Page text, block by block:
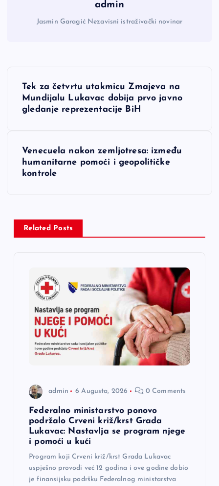
admin
Jasmin Garagić Nezavisni istraživački novinar
N
c
Tek za četvrtu utakmicu Zmajeva na
Mundijalu Lukavac dobija prvo javno
gledanje reprezentacije BiH
Venecuela nakon zemljotresa: između
humanitarne pomoći i geopolitičke
kontrole
Related Posts
admin 6 Augusta, 2026 0 Comments
Federalno ministarstvo ponovo
podržalo Crveni križ/krst Grada
Lukavac: Nastavlja se program njege
i pomoći u kući
Program koji Crveni križ/krst Grada Lukavac
uspješno provodi već 12 godina i ove godine dobio
je finansijsku podršku Federalnog ministarstva